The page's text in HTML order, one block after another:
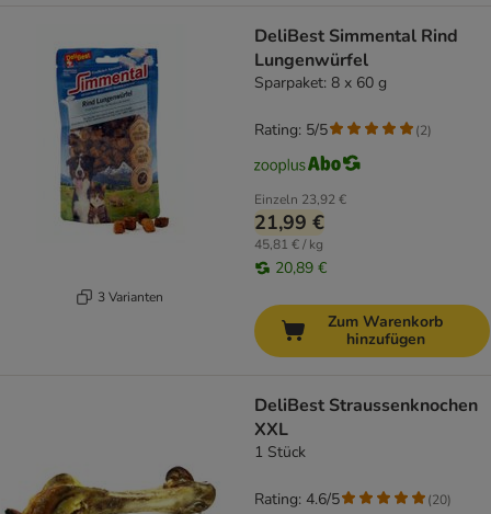
3 Varianten
DeliBest Simmental Rind
Lungenwürfel
Sparpaket: 8 x 60 g
Einzeln 23,92 €
21,99 €
45,81 € / kg
20,89 €
Rating: 5/5 (2)
Zum Warenkorb
hinzufügen
DeliBest Straussenknochen
XXL
1 Stück
Rating: 4.6/5 (20)